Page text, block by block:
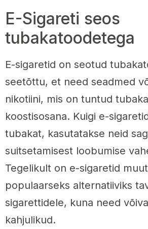
E-Sigareti seos
tubakatoodetega
E-sigaretid on seotud
seetõttu, et need seadmed
nikotiini, mis on tuntud
koostisosana. Kuigi e-
tubakat, kasutatakse neid
suitsetamisest loobumise
Tegelikult on e-sigaretid
populaarseks alternatiiviks
sigarettidele, kuna need
kahjulikud.